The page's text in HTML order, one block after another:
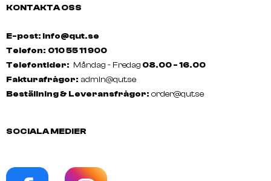
KONTAKTA OSS
E-post: info@qut.se
Telefon: 010 55 11 900
Telefontider: Måndag - Fredag 08.00 - 16.00
Fakturafrågor: admin@qut.se
Beställning & Leveransfrågor: order@qut.se
SOCIALA MEDIER